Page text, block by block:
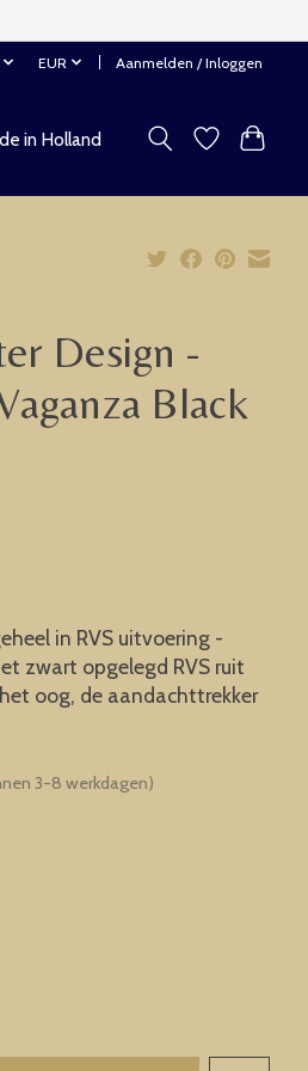
EUR Aanmelden / Inloggen
in Holland
Design -
Black
in RVS uitvoering -
zwart opgelegd RVS ruit
oog, de aandachttrekker
3-8 werkdagen)